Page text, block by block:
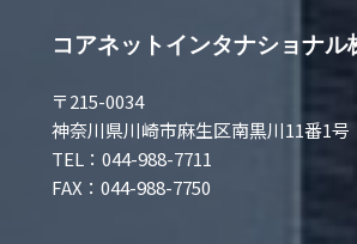
コアネットインタナショナル
〒215-0034
神奈川県川崎市麻生区南黒川11番1号
TEL：044-988-7711
FAX：044-988-7750